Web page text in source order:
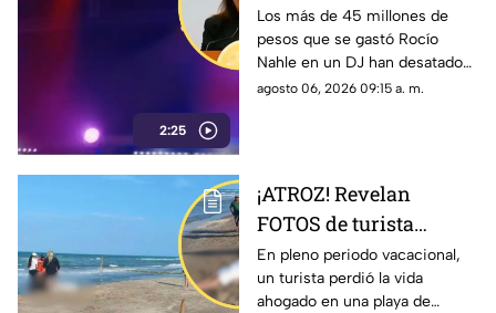
2:25
Festival del Mar;
acusan que Rocío
Nahle usa eventos
como distractores
Los más de 45 millones de
pesos que se gastó Rocío
Nahle en un DJ han desatado
inconformidad entre los
agosto 06, 2026 09:15 a. m.
¡ATROZ! Revelan
FOTOS de turista
ahogado en playa
Cazones de Veracruz
En pleno periodo vacacional,
un turista perdió la vida
ahogado en una playa de